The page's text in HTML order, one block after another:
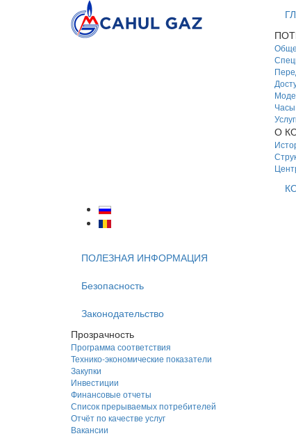
О
ПОЛЕЗНАЯ ИНФОРМАЦИЯ
Безопасность
Законодательство
Прозрачность
Программа соответствия
Технико-экономические показатели
Закупки
Инвестиции
Финансовые отчеты
Список прерываемых потребителей
Отчёт по качестве услуг
Вакансии